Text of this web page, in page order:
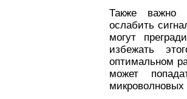
Также важно
ослабить
могут
избежать
оптимальном
может